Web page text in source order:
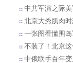
中共军演之际
北京大秀肌肉
一张图看懂围
不装了！北京
中俄联手百年